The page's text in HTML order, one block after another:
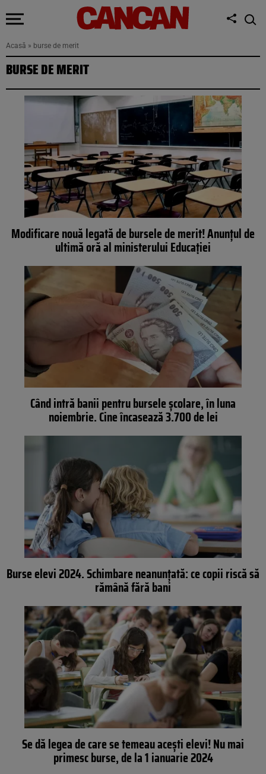
Acasă » burse de merit
BURSE DE MERIT
Modificare nouă legată de bursele de merit! Anunțul de
ultimă oră al ministerului Educației
Când intră banii pentru bursele școlare, în luna
noiembrie. Cine încasează 3.700 de lei
Burse elevi 2024. Schimbare neanunțată: ce copii riscă să
rămână fără bani
Se dă legea de care se temeau aceşti elevi! Nu mai
primesc burse, de la 1 ianuarie 2024